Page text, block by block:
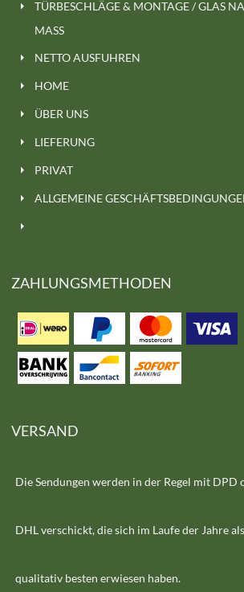
TÜRBESCHLÄGE & MONTAGE / GLAS
MASS
NETTO AUSFUHREN
HOME
ÜBER UNS
LIEFERUNG
PRIVAT
ALLGEMEINE
ZAHLUNGSMETHODEN
VERSAND
Die Sendungen werden in der Regel mit DPD
DHL verschickt, die sich im Laufe der Jahre
qualitativ besten erwiesen haben.